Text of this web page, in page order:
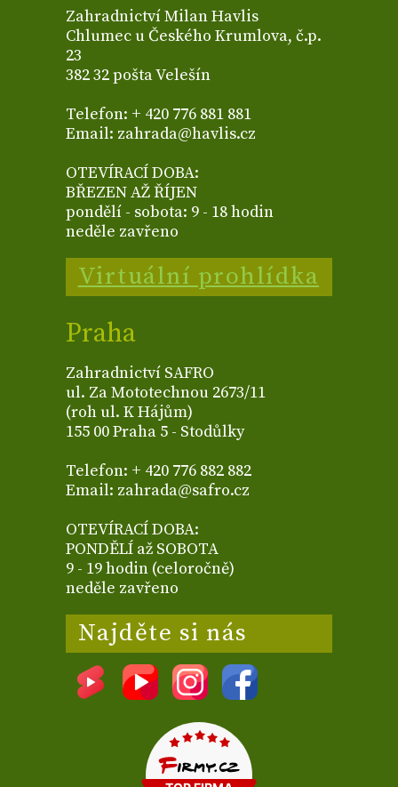
Zahradnictví Milan Havlis
Chlumec u Českého Krumlova, č.p.
23
382 32 pošta Velešín
Telefon: + 420 776 881 881
Email: zahrada@havlis.cz
OTEVÍRACÍ DOBA:
BŘEZEN AŽ ŘÍJEN
pondělí - sobota: 9 - 18 hodin
neděle zavřeno
Virtuální prohlídka
Praha
Zahradnictví SAFRO
ul. Za Mototechnou 2673/11
(roh ul. K Hájům)
155 00 Praha 5 - Stodůlky
Telefon: + 420 776 882 882
Email: zahrada@safro.cz
OTEVÍRACÍ DOBA:
PONDĚLÍ až SOBOTA
9 - 19 hodin (celoročně)
neděle zavřeno
Najděte si nás